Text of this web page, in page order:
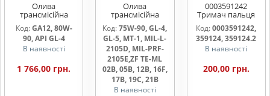
Олива
трансмісійна
AGRISHIFT GA12 5
л
Код:GA12, 80W-
90, API GL-4
В наявності
1 766,00 грн.
Олива
трансмісійна
AGRISHIFT SYN FE
75W90 20л
Код: 75W-90, GL-4,
GL-5, MT-1, MIL-L-
2105D, MIL-PRF-
2105E,ZF TE-ML
02B, 05B, 12B, 16F,
17B, 19C, 21B
В наявності
0003591242
Тримач пальця
жниварки
Код:0003591242,
359124, 359124.2
В наявності
200,00 грн.